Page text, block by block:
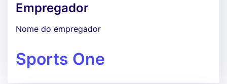
Empregador
Nome do empregador
Sports One